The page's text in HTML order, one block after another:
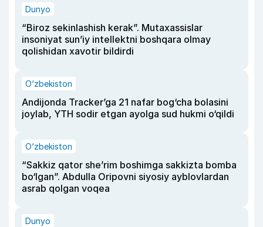
Dunyo
“Biroz sekinlashish kerak”. Mutaxassislar
insoniyat sun’iy intellektni boshqara olmay
qolishidan xavotir bildirdi
O‘zbekiston
Andijonda Tracker’ga 21 nafar bog‘cha bolasini
joylab, YTH sodir etgan ayolga sud hukmi o‘qildi
O‘zbekiston
“Sakkiz qator she’rim boshimga sakkizta bomba
bo‘lgan”. Abdulla Oripovni siyosiy ayblovlardan
asrab qolgan voqea
Dunyo